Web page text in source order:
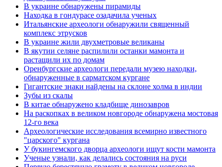
В украине обнаружены пирамиды
Находка в гондурасе озадачила ученых
Итальянские археологи обнаружили священный
комплекс этрусков
В украине жили двухметровые великаны
В якутии селяне распилили останки мамонта и
растащили их по домам
Оренбургские археологи передали музею находки,
обнаруженные в сарматском кургане
Гигантские знаки найдены на склоне холма в индии
Зубы из скалы
В китае обнаружено кладбище динозавров
На раскопках в великом новгороде обнаружена мостовая
12-го века
Археологические исследования всемирно известного
"царского" кургана
У букингемского дворца археологи ищут кости мамонта
Ученые узнали, как делались состояния на руси